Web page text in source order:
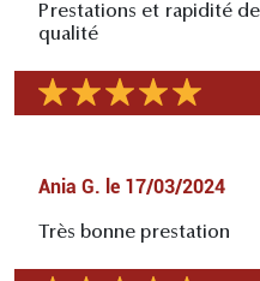
Prestations et rapidité
qualité
Ania G. le 17/03/2024
Très bonne prestation